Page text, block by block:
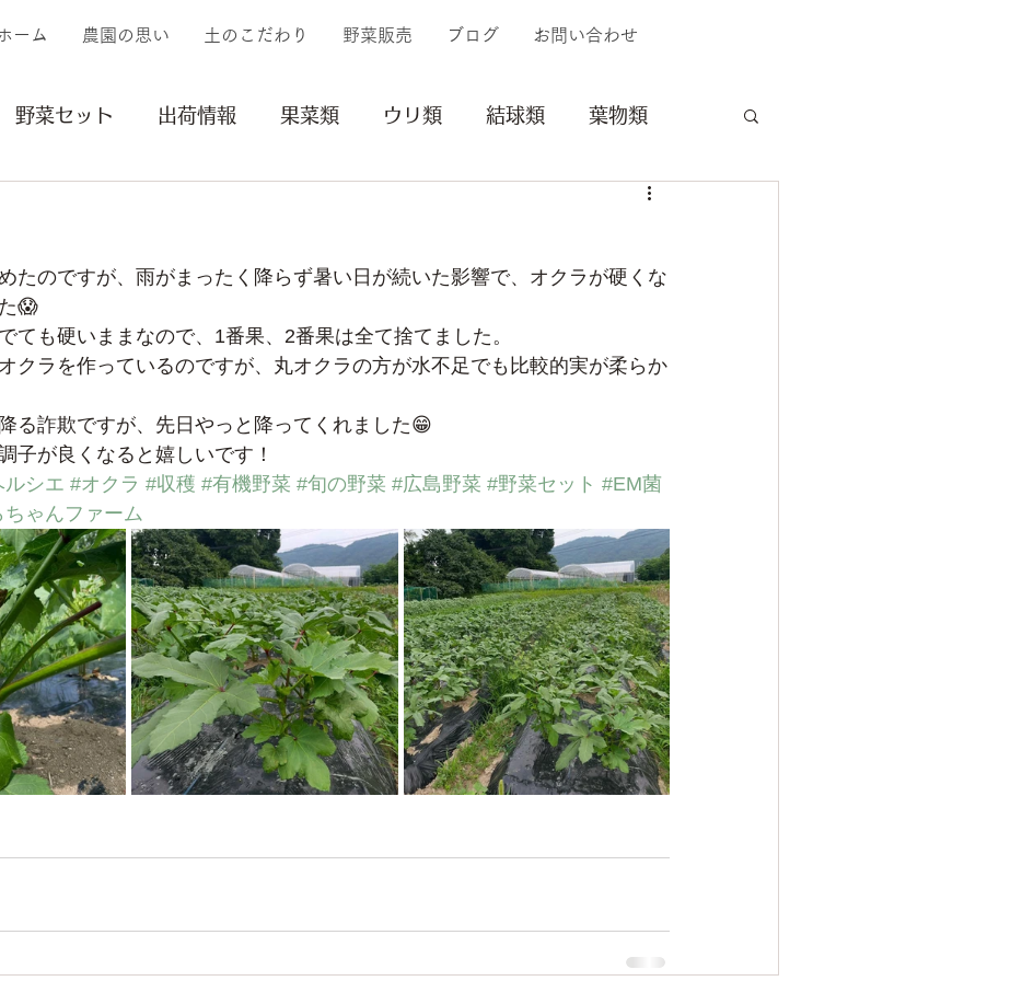
ーム 農園の思い 土のこだわり 野菜販売 ブログ お問い合わせ
野菜セット 出荷情報 果菜類 ウリ類 結球類 葉物類
ゴリー 苗
たのですが、雨がまったく降らず暑い日が続いた影響で、オクラが硬くな
😱
ても硬いままなので、1番果、2番果は全て捨てました。
クラを作っているのですが、丸オクラの方が水不足でも比較的実が柔らか
る詐欺ですが、先日やっと降ってくれました😁
子が良くなると嬉しいです！
ルシエ #オクラ #収穫 #有機野菜 #旬の野菜 #広島野菜 #野菜セット #EM菌
ちゃんファーム